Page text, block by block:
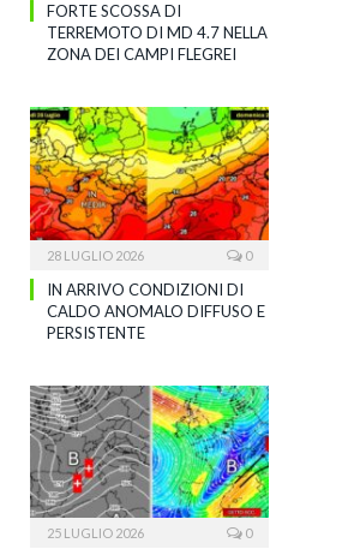
FORTE SCOSSA DI
TERREMOTO DI MD 4.7 NELLA
ZONA DEI CAMPI FLEGREI
28 LUGLIO 2026 0
IN ARRIVO CONDIZIONI DI
CALDO ANOMALO DIFFUSO E
PERSISTENTE
25 LUGLIO 2026 0